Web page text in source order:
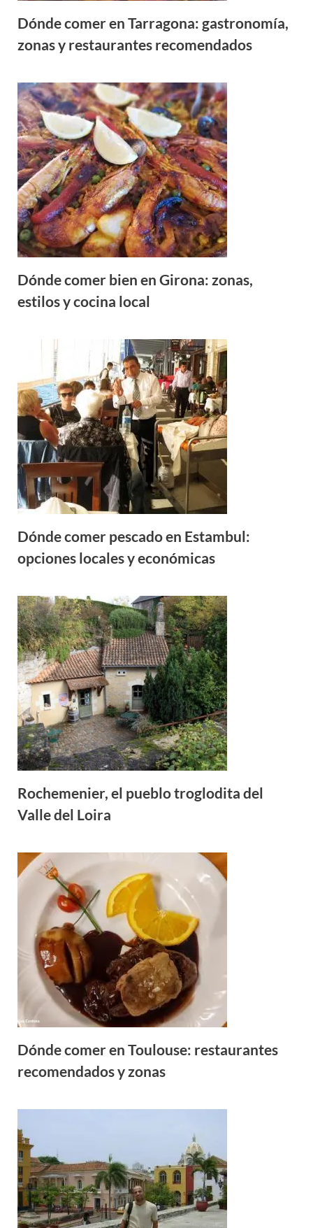
Dónde comer en Tarragona: gastronomía,
zonas y restaurantes recomendados
Dónde comer bien en Girona: zonas,
estilos y cocina local
Dónde comer pescado en Estambul:
opciones locales y económicas
Rochemenier, el pueblo troglodita del
Valle del Loira
Dónde comer en Toulouse: restaurantes
recomendados y zonas